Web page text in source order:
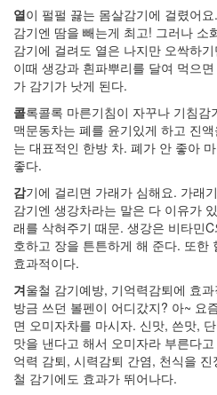
열이 펄펄 끓는 몸살감기에 걸렸어요.
감기엔 땀을 빼는게 최고! 그러나 소
감기에 걸려도 열은 나지만 오싹하
이때 생강과 흰파뿌리를 달여 먹으
가 감기가 낫게 된다.
콜록콜록 마른기침이 자꾸나 기침감
맥문동차는 폐를 윤기있게 하고 진
는 대표적인 한방 차. 폐가 안 좋아
좋다.
감기에 걸리면 가래가 심해요. 가래
감기엔 생강차라는 말은 다 이유가
래를 삭혀주기 때문. 생강은 비타민
호하고 장을 튼튼하게 해 준다. 또한
효과적이다.
겨울철 감기예방, 기억력감퇴에 효과
방금 쓰던 볼펜이 어디갔지? 아~ 요
면 오미자차를 마시자. 신맛, 쓴맛,
맛을 낸다고 해서 오미자라 부른다
억력 감퇴, 시력감퇴 간염, 천식을
철 감기에도 효과가 뛰어나다.
Heineken
xhtml
훈
리
의
눈
블
로
그
갈
비
노
무
현
모
임